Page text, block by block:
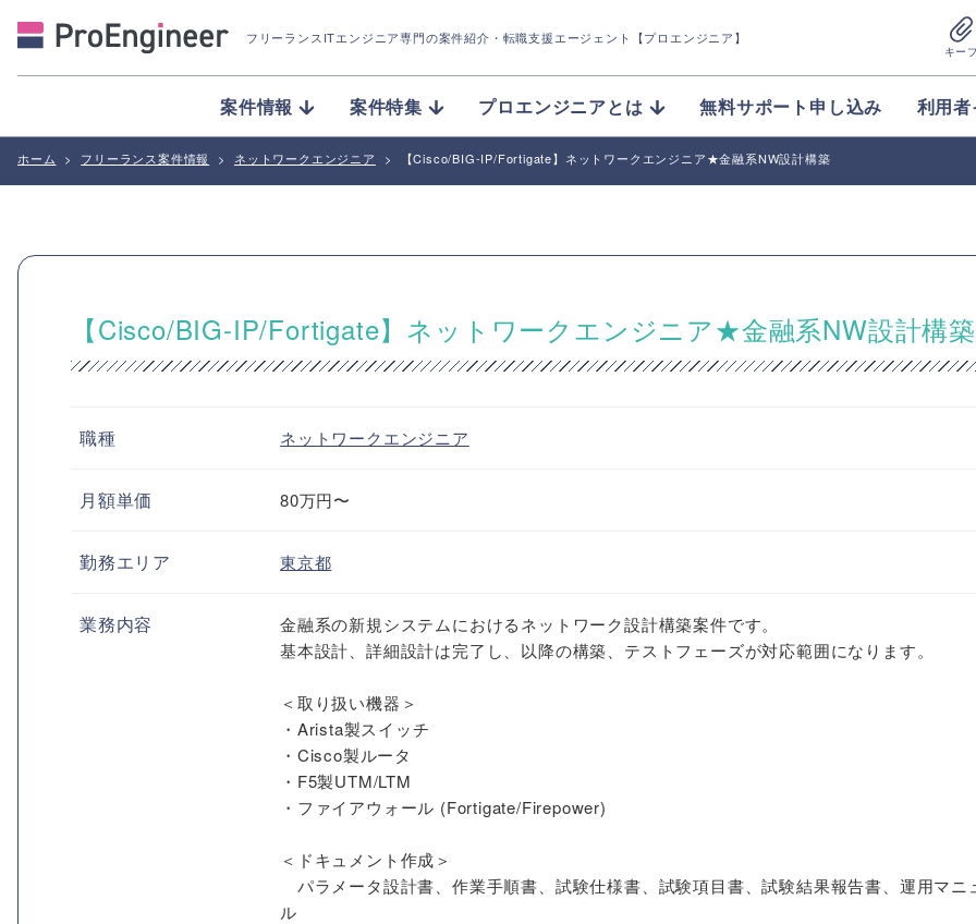
フリーランスITエンジニア専門の案件紹介 ・転職支援エージェント【プロエンジニア】
キー
案件情報 案件特集 プロエンジニアとは 無料サポート申し込み 利用
ホーム > フリーランス案件情報 > ネットワークエンジニア > 【Cisco/BIG-IP/Fortigate】ネットワークエンジニア★金融系NW設計構築
【Cisco/BIG-IP/Fortigate】ネットワークエンジニア★金融系NW設計構築
職種 ネットワークエンジニア
月額単価 80万円〜
勤務エリア 東京都
業務内容
金融系の新規システムにおけるネットワーク設計構築案件です。
基本設計、詳細設計は完了し、以降の構築、テストフェーズが対応範囲になります。
＜取り扱い機器＞
・Arista製スイッチ
・Cisco製ルータ
・F5製UTM/LTM
・ファイアウォール (Fortigate/Firepower)
＜ドキュメント作成＞
パラメータ設計書、作業手順書、試験仕様書、試験項目書、試験結果報告書、運用マニ
ル